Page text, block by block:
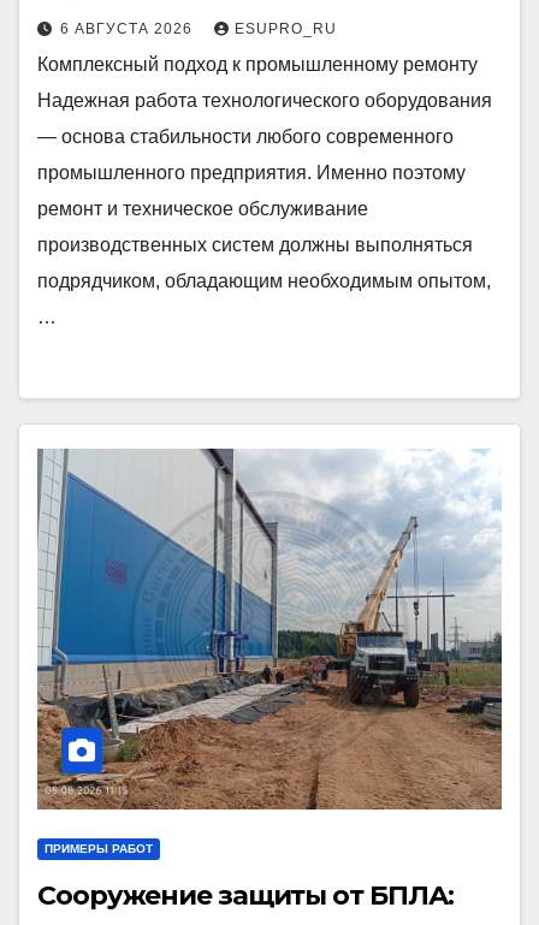
6 АВГУСТА 2026 ESUPRO_RU
Комплексный подход к промышленному ремонту
Надежная работа технологического оборудования
— основа стабильности любого современного
промышленного предприятия. Именно поэтому
ремонт и техническое обслуживание
производственных систем должны выполняться
подрядчиком, обладающим необходимым опытом,
…
ПРИМЕРЫ РАБОТ
Сооружение защиты от БПЛА: